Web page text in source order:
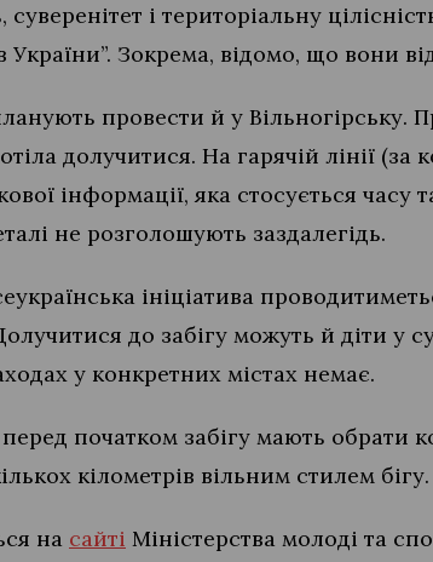
суверенітет і територіальну
України”. Зокрема, відомо, що вони
провести й у Вільногірську.
долучитися. На гарячій лінії
інформації, яка стосується
не розголошують заздалегідь.
ініціатива
до забігу можуть й діти у
у конкретних містах немає.
початком забігу мають обрати
кілометрів вільним стилем бігу.
на сайті Міністерства молоді та